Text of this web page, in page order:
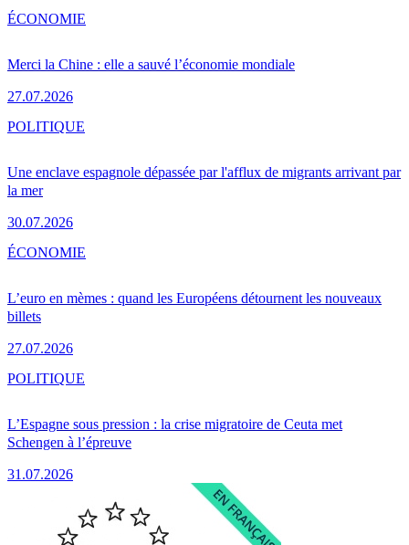
Merci la Chine : elle a sauvé l’économie mondiale
27.07.2026
ÉCONOMIE
Une enclave espagnole dépassée par l'afflux de migrants arrivant par
la mer
30.07.2026
POLITIQUE
L’euro en mèmes : quand les Européens détournent les nouveaux
billets
27.07.2026
ÉCONOMIE
L’Espagne sous pression : la crise migratoire de Ceuta met
Schengen à l’épreuve
31.07.2026
POLITIQUE